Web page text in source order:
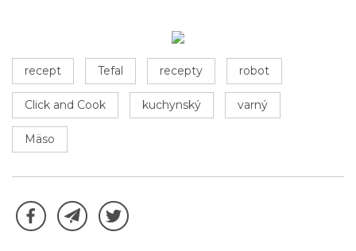
recept Tefal recepty robot
Click and Cook kuchynský varný
Mäso